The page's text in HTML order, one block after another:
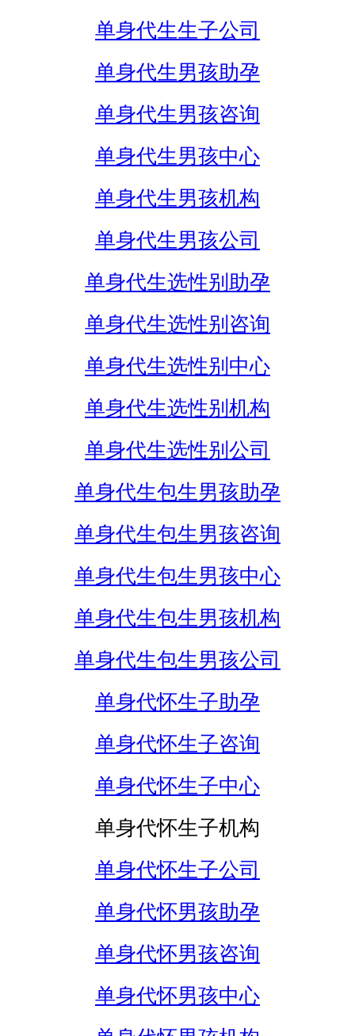
单身代生生子公司
单身代生男孩助孕
单身代生男孩咨询
单身代生男孩中心
单身代生男孩机构
单身代生男孩公司
单身代生选性别助孕
单身代生选性别咨询
单身代生选性别中心
单身代生选性别机构
单身代生选性别公司
单身代生包生男孩助孕
单身代生包生男孩咨询
单身代生包生男孩中心
单身代生包生男孩机构
单身代生包生男孩公司
单身代怀生子助孕
单身代怀生子咨询
单身代怀生子中心
单身代怀生子机构
单身代怀生子公司
单身代怀男孩助孕
单身代怀男孩咨询
单身代怀男孩中心